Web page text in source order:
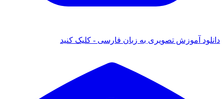
دانلود آموزش تصویری به زبان فارسی - کلیک کنید